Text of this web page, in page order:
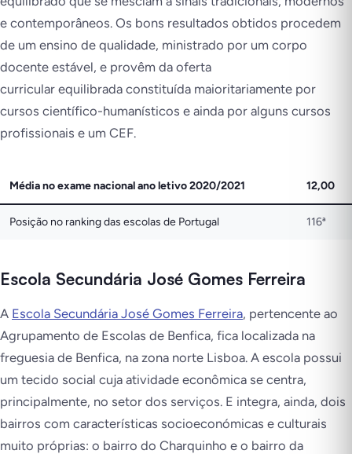
e contemporâneos. Os bons resultados obtidos procedem
de um ensino de qualidade, ministrado por um corpo
docente estável, e provêm da oferta
curricular equilibrada constituída maioritariamente por
cursos científico-humanísticos e ainda por alguns cursos
profissionais e um CEF.
Média no exame nacional ano letivo 2020/2021 12,00
Posição no ranking das escolas de Portugal 116ª
Escola Secundária José Gomes Ferreira
A Escola Secundária José Gomes Ferreira, pertencente ao
Agrupamento de Escolas de Benfica, fica localizada na
freguesia de Benfica, na zona norte Lisboa. A escola possui
um tecido social cuja atividade econômica se centra,
principalmente, no setor dos serviços. E integra, ainda, dois
bairros com características socioeconómicas e culturais
muito próprias: o bairro do Charquinho e o bairro da